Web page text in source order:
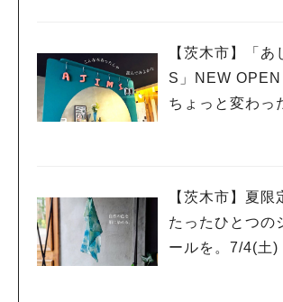
【茨木市】「あ
S」NEW OPEN
ちょっと変わっ
【茨木市】夏限
たったひとつの
ールを。7/4(土)